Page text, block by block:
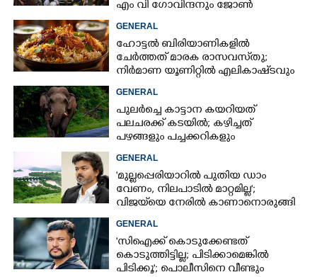
എം വി ഗോവിന്ദനും ജോൺ
GENERAL
ഹോട്ടൽ ബിരിയാണികളിൽ
ചേർത്തത് മാരക രാസവസ്‌തു;
നിർമാണ യൂണിറ്റിൽ എലികാഷ്‌ടവും
GENERAL
പുലർച്ചെ കാട്ടാന കയറിയത്
പലചരക്ക് കടയിൽ; കഴിച്ചത്
പഴങ്ങളും പച്ചക്കറികളും
GENERAL
'മുല്ലപ്പെരിയാറിൽ പുതിയ ഡാം
വേണം, നിലപാടിൽ മാറ്റമില്ല';
വിജയ്‌യെ നേരിൽ കാണാനൊരുങ്ങി
GENERAL
'സിഐക്ക് കൊടുക്കേണ്ടത്
കൊടുത്തിട്ടില്ല; പിടിക്കാമെങ്കിൽ
പിടിക്കൂ'; പൊലീസിനെ വീണ്ടും